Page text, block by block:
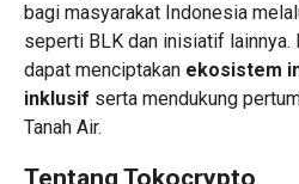
bagi masyarakat Indonesia
seperti BLK dan inisiatif lainnya.
dapat menciptakan ekosistem
inklusif serta mendukung
Tanah Air.